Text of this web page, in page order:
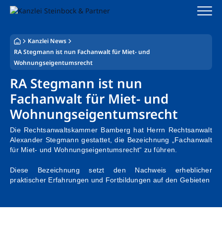
Zum
Inhalt
Startseite
Kanzlei
Team
Standorte
Rechtsgebiete
Stellenangebote
Kanzlei News
RA Stegmann ist nun Fachanwalt für Miet- und
Wohnungseigentumsrecht
RA Stegmann ist nun
Fachanwalt für Miet- und
Wohnungseigentumsrecht
Die Rechtsanwaltskammer Bamberg hat Herrn Rechtsanwalt
Alexander Stegmann gestattet, die Bezeichnung „Fachanwalt
für Miet- und Wohnungseigentumsrecht“ zu führen.
Diese Bezeichnung setzt den Nachweis erheblicher
praktischer Erfahrungen und Fortbildungen auf den Gebieten